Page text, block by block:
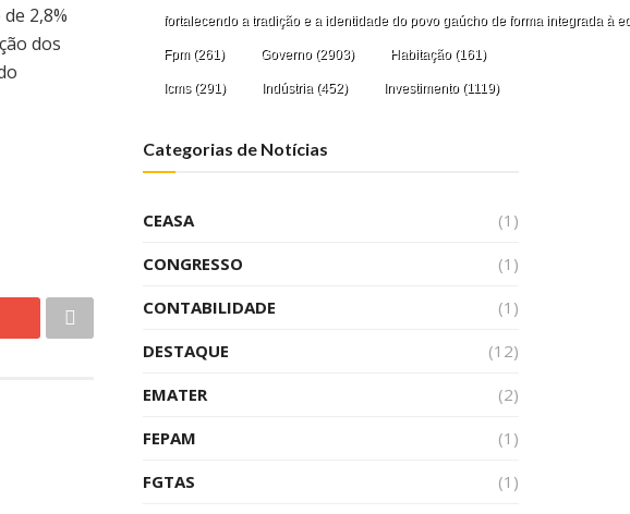
2,8%
dos
fortalecendo a tradição e a identidade do povo gaúcho de forma integrada à
Fpm(261) Governo(2903) Habitação(161)
Icms(291) Indústria (452) Investimento(1119)
Categorias de Notícias
CEASA
(1)
CONGRESSO
(1)
CONTABILIDADE
(1)
DESTAQUE
(12)
EMATER
(2)
FEPAM
(1)
FGTAS
(1)